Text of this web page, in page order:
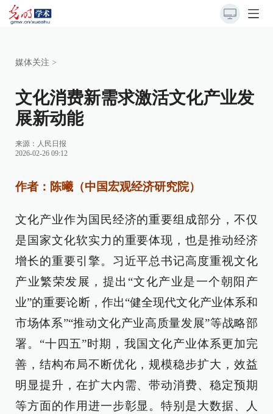
媒体关注 >
文化消费新需求激活文化产业发
展新动能
来源： 人民日报
2026-02-26 09:12
作者：陈曦（中国宏观经济研究院）
文化产业作为国民经济的重要组成部分，不仅
是国家文化软实力的重要体现，也是推动经济
增长的重要引擎。习近平总书记高度重视文化
产业繁荣发展，提出“文化产业是一个朝阳产
业”的重要论断，作出“健全现代文化产业体系和
市场体系”“推动文化产业高质量发展”等战略部
署。“十四五”时期，我国文化产业体系更加完
善，结构布局不断优化，规模稳步扩大，效益
明显提升，在扩大内需、带动消费、稳定预期
等方面的作用进一步彰显。特别是大数据、人